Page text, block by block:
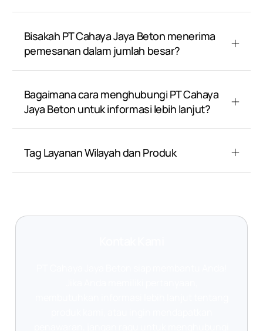
Bisakah PT Cahaya Jaya Beton menerima
pemesanan dalam jumlah besar?
Bagaimana cara menghubungi PT Cahaya
Jaya Beton untuk informasi lebih lanjut?
Tag Layanan Wilayah dan Produk